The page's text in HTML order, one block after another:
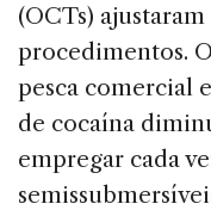
(OCTs)
procedimentos.
pesca comercial
de cocaína
empregar cada